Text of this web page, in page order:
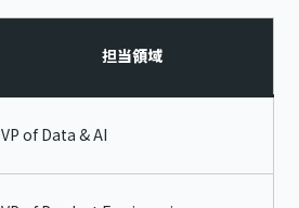
担当領域
VP of Data & AI